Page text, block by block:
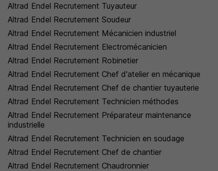
Altrad Endel Recrutement Tuyauteur
Altrad Endel Recrutement Soudeur
Altrad Endel Recrutement Mécanicien industriel
Altrad Endel Recrutement Electromécanicien
Altrad Endel Recrutement Robinetier
Altrad Endel Recrutement Chef d'atelier en mécanique
Altrad Endel Recrutement Chef de chantier tuyauterie
Altrad Endel Recrutement Technicien méthodes
Altrad Endel Recrutement Préparateur maintenance
industrielle
Altrad Endel Recrutement Technicien en soudage
Altrad Endel Recrutement Chef de chantier
Altrad Endel Recrutement Chaudronnier